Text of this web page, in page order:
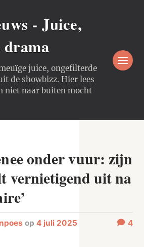
- Juice,
drama
juice, ongefilterde
de showbizz. Hier lees
niet naar buiten mocht
onder vuur: zijn
vernietigend uit na
op4 juli 2025 4